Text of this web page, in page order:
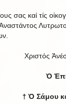
σας καί τίς
Χριστός
Ὁ
† Ὁ Σάμου